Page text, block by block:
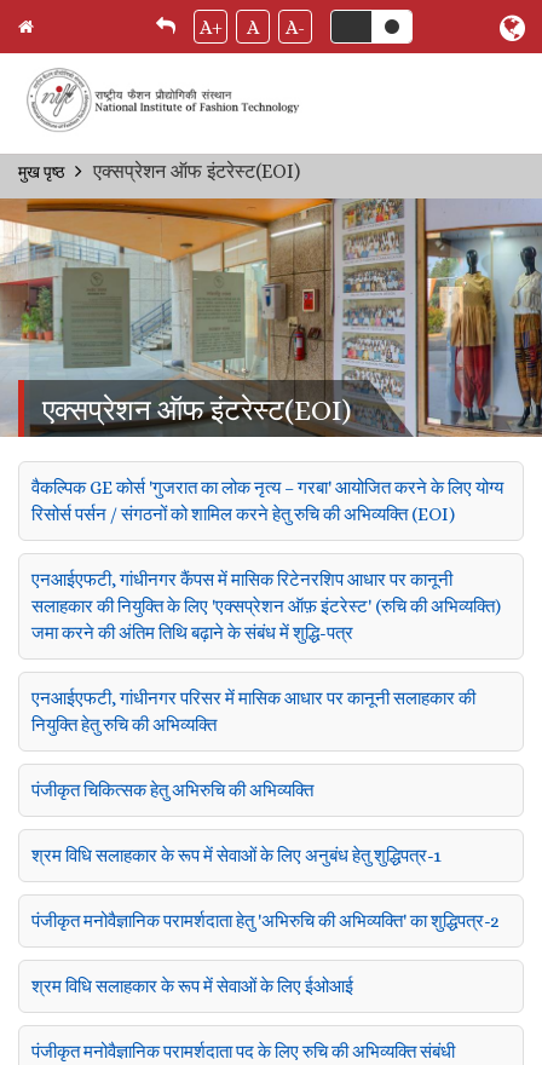
Skip
main
content
A+ A A-
Breadcrumb
मुख पृष्ठ एक्सप्रेशन ऑफ इंटरेस्ट(EOI)
एक्सप्रेशन ऑफ इंटरेस्ट(EOI)
वैकल्पिक GE कोर्स 'गुजरात का लोक नृत्य – गरबा' आयोजित करने के लिए योग्य
रिसोर्स पर्सन / संगठनों को शामिल करने हेतु रुचि की अभिव्यक्ति (EOI)
एनआईएफटी, गांधीनगर कैंपस में मासिक रिटेनरशिप आधार पर कानूनी
सलाहकार की नियुक्ति के लिए 'एक्सप्रेशन ऑफ़ इंटरेस्ट' (रुचि की अभिव्यक्ति)
जमा करने की अंतिम तिथि बढ़ाने के संबंध में शुद्धि-पत्र
एनआईएफटी, गांधीनगर परिसर में मासिक आधार पर कानूनी सलाहकार की
नियुक्ति हेतु रुचि की अभिव्यक्ति
पंजीकृत चिकित्सक हेतु अभिरुचि की अभिव्यक्ति
श्रम विधि सलाहकार के रूप में सेवाओं के लिए अनुबंध हेतु शुद्धिपत्र-1
पंजीकृत मनोवैज्ञानिक परामर्शदाता हेतु 'अभिरुचि की अभिव्यक्ति' का शुद्धिपत्र-2
श्रम विधि सलाहकार के रूप में सेवाओं के लिए ईओआई
पंजीकृत मनोवैज्ञानिक परामर्शदाता पद के लिए रुचि की अभिव्यक्ति संबंधी